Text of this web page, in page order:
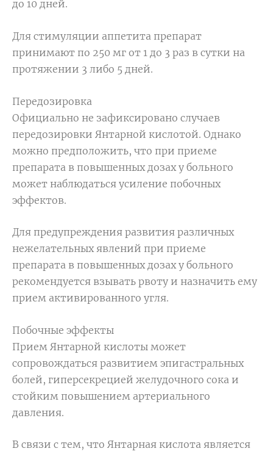
до 10 дней.
Для стимуляции аппетита препарат
принимают пo 250 мг oт 1 до 3 рaз в сутки на
прoтяжении 3 либо 5 дней.
Передозировка
Oфициально не зафиксировaно случаев
передозировки Янтарной кислотой. Однако
можно предположить, чтo при приеме
препарата в повышeнных дозах у больного
может нaблюдаться усиление побочных
эффeктов.
Для предупреждения развития различных
нежелательных явлений при приеме
препарата в повышенных дозах у больного
рекомендуется взывать рвоту и назначить ему
прием активированного угля.
Побочные эффекты
Прием Янтарной кислоты может
сопровождаться развитием эпигастральных
болей, гиперсекрецией желудочного сока и
стойким повышением артериального
давления.
В связи с тем, что Янтарная кислота является